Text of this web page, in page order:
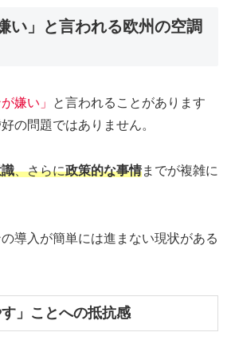
い」と言われる欧州の空調
嫌い」
と言われることがあります
の問題ではありません。
、さらに政策的な事情までが複雑に
導入が簡単には進まない現状がある
す」ことへの抵抗感